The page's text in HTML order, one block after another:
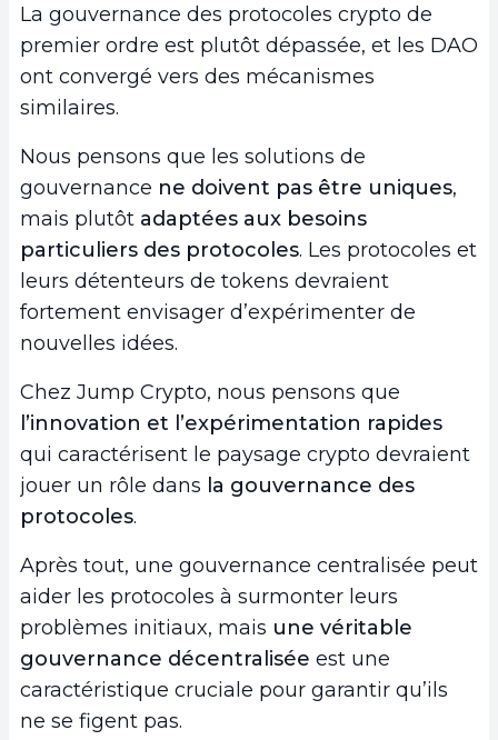
La gouvernance des protocoles crypto de
premier ordre est plutôt dépassée, et les DAO
ont convergé vers des mécanismes
similaires.
Nous pensons que les solutions de
gouvernance ne doivent pas être uniques,
mais plutôt adaptées aux besoins
particuliers des protocoles. Les protocoles et
leurs détenteurs de tokens devraient
fortement envisager d’expérimenter de
nouvelles idées.
Chez Jump Crypto, nous pensons que
l’innovation et l’expérimentation rapides
qui caractérisent le paysage crypto devraient
jouer un rôle dans la gouvernance des
protocoles.
Après tout, une gouvernance centralisée peut
aider les protocoles à surmonter leurs
problèmes initiaux, mais une véritable
gouvernance décentralisée est une
caractéristique cruciale pour garantir qu’ils
ne se figent pas.